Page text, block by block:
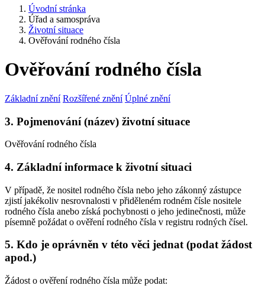
Úvodní stránka
Úřad a samospráva
Životní situace
Ověřování rodného čísla
Ověřování rodného čísla
Základní znění Rozšířené znění Úplné znění
3. Pojmenování (název) životní situace
Ověřování rodného čísla
4. Základní informace k životní situaci
V případě, že nositel rodného čísla nebo jeho zákonný zástupce
zjistí jakékoliv nesrovnalosti v přiděleném rodném čísle nositele
rodného čísla anebo získá pochybnosti o jeho jedinečnosti, může
písemně požádat o ověření rodného čísla v registru rodných čísel.
5. Kdo je oprávněn v této věci jednat (podat žádost
apod.)
Žádost o ověření rodného čísla může podat: